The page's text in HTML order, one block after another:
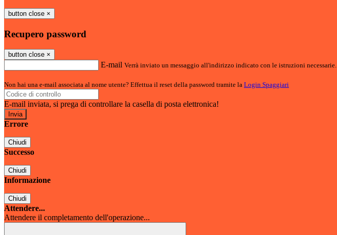
button close ×
Recupero password
button close ×
E-mail Verrà inviato un messaggio all'indirizzo indicato con le istruzioni necessarie.
Non hai una e-mail associata al nome utente? Effettua il reset della password tramite la Login Spaggiari
E-mail inviata, si prega di controllare la casella di posta elettronica!
Errore
Chiudi
Successo
Chiudi
Informazione
Chiudi
Attendere...
Attendere il completamento dell'operazione...